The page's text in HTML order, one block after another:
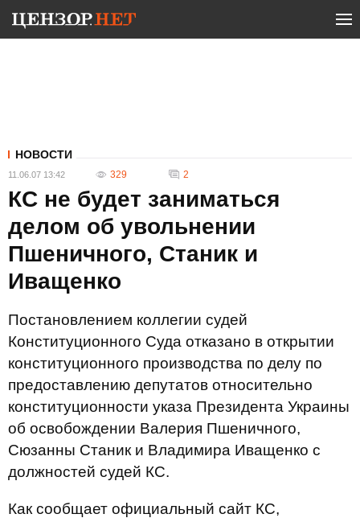
НОВОСТИ
11.06.07 13:42 329 2
КС не будет заниматься
делом об увольнении
Пшеничного, Станик и
Иващенко
Постановлением коллегии судей
Конституционного Суда отказано в открытии
конституционного производства по делу по
предоставлению депутатов относительно
конституционности указа Президента Украины
об освобождении Валерия Пшеничного,
Сюзанны Станик и Владимира Иващенко с
должностей судей КС.
Как сообщает официальный сайт КС,